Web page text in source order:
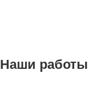
Наши работы